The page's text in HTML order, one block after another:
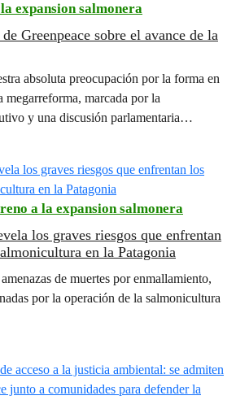
expansion salmonera
Greenpeace sobre el avance de la
absoluta preocupación por la forma en
megarreforma, marcada por la
y una discusión parlamentaria
a la expansion salmonera
los graves riesgos que enfrentan
en la Patagonia
de muertes por enmallamiento,
por la operación de la salmonicultura